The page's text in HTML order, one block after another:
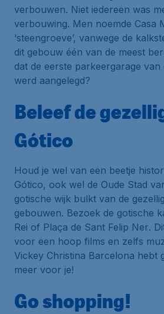
verbouwen. Niet iedereen was
verbouwing. Men noemde Casa
‘steengroeve’, vanwege de
dit gebouw één van de meest
dat de eerste parkeergarage
werd aangelegd?
Beleef de
Gótico
Houd je wel van een beetje
Gótico, ook wel de Oude Stad
gotische wijk bulkt van de
gebouwen. Bezoek de gotische
Rei of Plaça de Sant Felip Ner.
voor een hoop films en zelfs
Vickey Christina Barcelona hebt
meer voor je!
Go shopping!